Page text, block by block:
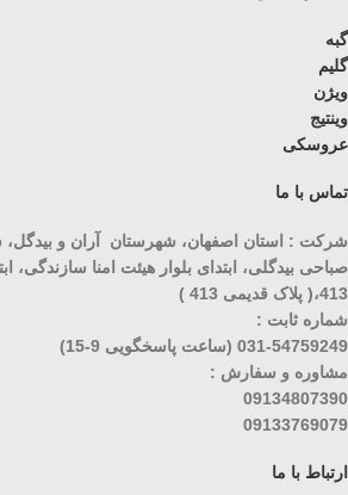
گبه
گلیم
ویژن
وینتیج
عروسکی
تماس با ما
شرکت : استان اصفهان، شهرستان آران و
صباحی بیدگلی، ابتدای بلوار هیئت امنا سازندگی،
413،( پلاک قدیمی 413 )
شماره ثابت :
031-54759249 (ساعت پاسخگویی 9-15)
مشاوره و سفارش :
09134807390
09133769079
ارتباط با ما